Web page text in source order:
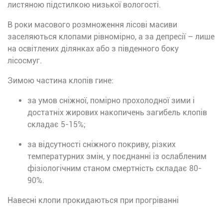
листяною підстилкою низької вологості.
В роки масового розмноження лісові масиви
заселяються клопами рівномірно, а за депресії – лише
на освітлених ділянках або з південного боку
лісосмуг.
Зимою частина клопів гине:
за умов сніжної, помірно прохолодної зими і
достатніх жирових накопичень загибель клопів
складає 5-15%;
за відсутності сніжного покриву, різких
температурних змін, у поєднанні із ослабленим
фізіологічним станом смертність складає 80-
90%.
Навесні клопи прокидаються при прогріванні